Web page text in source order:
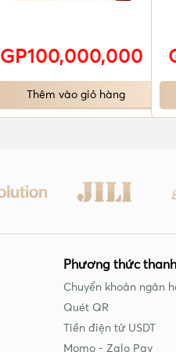
GP100,000,000
Thêm vào giỏ hàng
Phương thức
Chuyển khoản ngân
Quét QR
Tiền điện tử USDT
Momo - Zalo Pay